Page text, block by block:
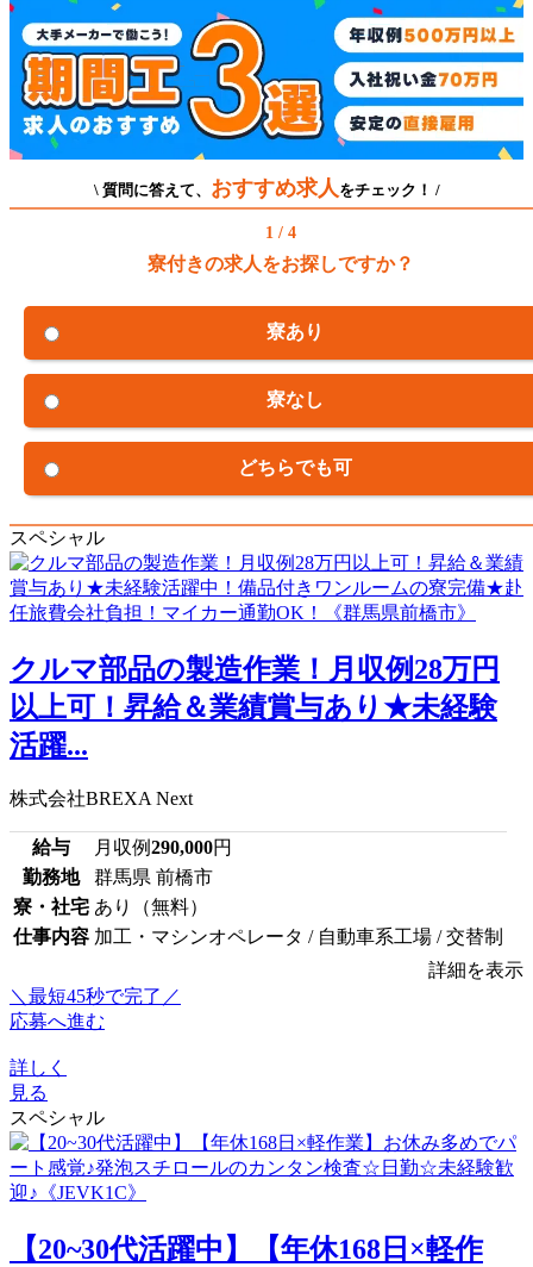
\ 質問に答えて、 おすすめ求人 をチェック！ /
1 / 4
寮付きの求人をお探しですか？
寮あり
寮なし
どちらでも可
スペシャル
クルマ部品の製造作業！月収例28万円
以上可！昇給＆業績賞与あり★未経験
活躍...
株式会社BREXA Next
給与 月収例290,000円
勤務地
群馬県 前橋市
寮・社宅 あり（無料）
仕事内容 加工・マシンオペレータ / 自動車系工場 / 交替制
詳細を表示
＼最短45秒で完了／
応募へ進む
詳しく
見る
スペシャル
【20~30代活躍中】【年休168日×軽作